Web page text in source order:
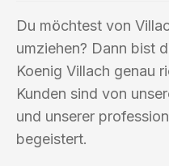
Du möchtest von
umziehen? Dann bist
Koenig Villach genau
Kunden sind von
und unserer
begeistert.